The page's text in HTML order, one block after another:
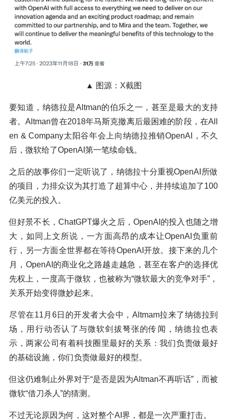
▲ 图源：X截图‍
要知道，纳德拉是Altman的伯乐之一，甚至是最大的支持
者。Altman曾在2018年马斯克撤离后最困难的阶段，在All
en & Company太阳谷年会上向纳德拉推销OpenAI，不久
后，微软给了OpenAI第一笔续命钱。
之后的故事你们一定听说了，纳德拉十分重视OpenAI所做
的项目，力排众议为其打造了超算中心，并持续追加了100
亿美元的投入。
但好景不长，ChatGPT爆火之后，OpenAI的投入也随之增
大，如同上文所说，一方面高昂的成本让OpenAI负重前
行，另一方面全世界都在等待OpenAI开放。接下来的几个
月，OpenAI的商业化之路越走越急，甚至在客户的选择优
先权上，一度高于微软，也被称为“微软最大的竞争对手”，
关系开始变得微妙起来。
尽管在11月6日的开发者大会中，Altmam拉来了纳德拉到
场，用行动否认了与微软剑拔弩张的传闻，纳德拉也表
示，两家公司有着科技圈里最好的关系：我们负责做最好
的基础设施，你们负责做最好的模型。
但这仍难制止外界对于“是否是因为Altman不再听话”，而被
微软“借刀杀人”的猜测。
不过无论原因为何，这对整个AI界，都是一次严重打击。